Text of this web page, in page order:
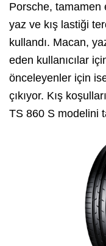
Porsche, tamamen
yaz ve kış lastiği
kullandı. Macan,
eden kullanıcılar
önceleyenler için
çıkıyor. Kış
TS 860 S modelini